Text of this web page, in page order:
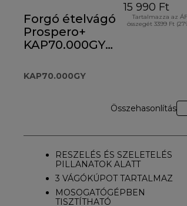
Forgó ételvágó
Prospero+
KAP70.000GY
KAP70.000GY
15 990 Ft
Tartalmazza az
összegét 3399 Ft
Összehasonlítás
RESZELÉS ÉS SZELETELÉS
PILLANATOK ALATT
3 VÁGÓKÚPOT TARTALMAZ
MOSOGATÓGÉPBEN
TISZTÍTHATÓ